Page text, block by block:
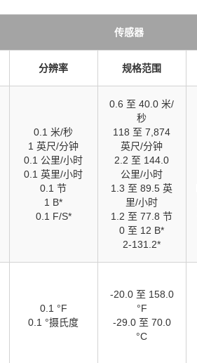
传感器
分辨率 规格范围
0.1 米/秒
1 英尺/分钟
0.1 公里/小时
0.1 英里/小时
0.1 节
1 B*
0.1 F/S*
0.6 至 40.0 米/
秒
118 至 7,874
英尺/分钟
2.2 至 144.0
公里/小时
1.3 至 89.5 英
里/小时
1.2 至 77.8 节
0 至 12 B*
2-131.2*
0.1 °F
0.1 °摄氏度
-20.0 至 158.0
°F
-29.0 至 70.0
°C